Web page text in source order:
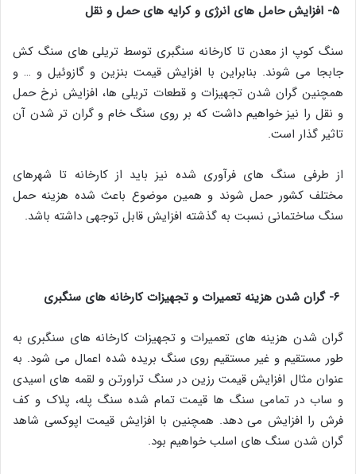
سنگ کوپ از معدن تا کارخانه سنگبری توسط تریلی های سنگ کش
جابجا می شوند. بنابراین با افزایش قیمت بنزین و گازوئیل و … و
همچنین گران شدن تجهیزات و قطعات تریلی ها، افزایش نرخ حمل
و نقل را نیز خواهیم داشت که بر روی سنگ خام و گران تر شدن آن
تاثیر گذار است.
از طرفی سنگ های فرآوری شده نیز باید از کارخانه تا شهرهای
مختلف کشور حمل شوند و همین موضوع باعث شده هزینه حمل
سنگ ساختمانی نسبت به گذشته افزایش قابل توجهی داشته باشد.
گران شدن هزینه های تعمیرات و تجهیزات کارخانه های سنگبری به
طور مستقیم و غیر مستقیم روی سنگ بریده شده اعمال می شود. به
عنوان مثال افزایش قیمت رزین در سنگ تراورتن و لقمه های اسیدی
و ساب در تمامی سنگ ها قیمت تمام شده سنگ پله، پلاک و کف
فرش را افزایش می دهد. همچنین با افزایش قیمت اپوکسی شاهد
گران شدن سنگ های اسلب خواهیم بود.